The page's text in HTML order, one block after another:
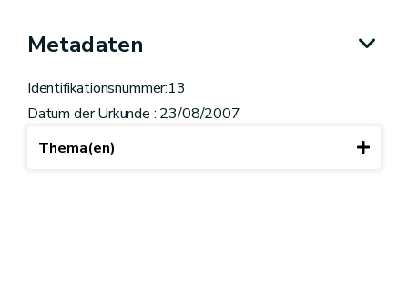
Metadaten
Identifikationsnummer:13
Datum der Urkunde : 23/08/2007
Thema(en)